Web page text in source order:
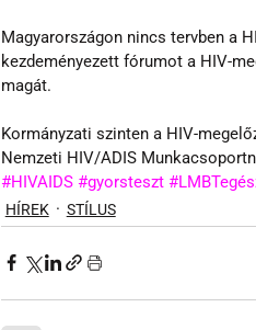
Magyarországon nincs tervben a
kezdeményezett fórumot a HIV-
magát.
Kormányzati szinten a HIV-
Nemzeti HIV/ADIS
#HIVAIDS #gyorsteszt
HÍREK STÍLUS